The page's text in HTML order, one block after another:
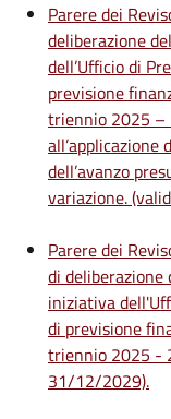
Parere dei
deliberazione
dell’Ufficio di
previsione
triennio 2025 –
dell’avanzo
variazione.
Parere dei
di deliberazione
iniziativa
di previsione
triennio 2025 -
31/12/2029).